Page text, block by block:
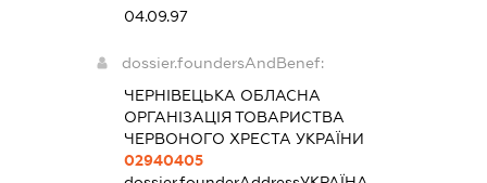
04.09.97
dossier.foundersAndBenef:
ЧЕРНІВЕЦЬКА ОБЛАСНА
ОРГАНІЗАЦІЯ ТОВАРИСТВА
ЧЕРВОНОГО ХРЕСТА УКРАЇНИ
02940405